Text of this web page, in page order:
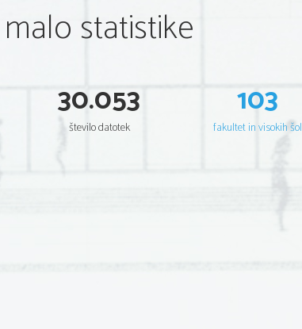
malo statistike
30.053
število datotek
103
fakultet in visokih šol